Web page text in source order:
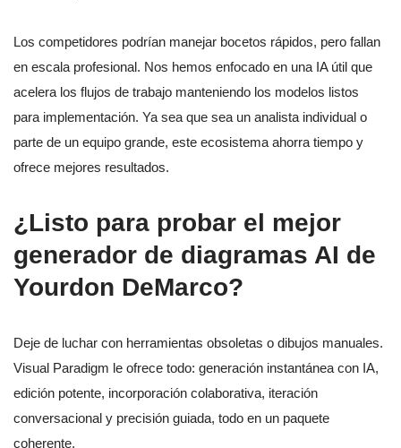
Los competidores podrían manejar bocetos rápidos, pero fallan
en escala profesional. Nos hemos enfocado en una IA útil que
acelera los flujos de trabajo manteniendo los modelos listos
para implementación. Ya sea que sea un analista individual o
parte de un equipo grande, este ecosistema ahorra tiempo y
ofrece mejores resultados.
¿Listo para probar el mejor
generador de diagramas AI de
Yourdon DeMarco?
Deje de luchar con herramientas obsoletas o dibujos manuales.
Visual Paradigm le ofrece todo: generación instantánea con IA,
edición potente, incorporación colaborativa, iteración
conversacional y precisión guiada, todo en un paquete
coherente.